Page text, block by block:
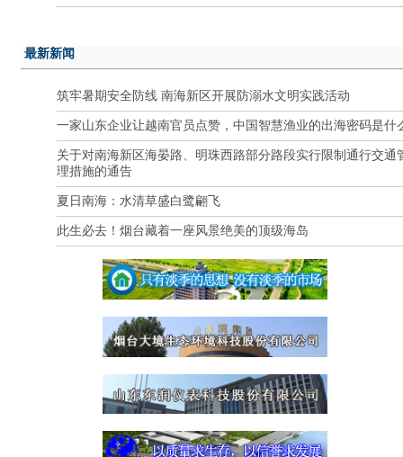
最新新闻
筑牢暑期安全防线 南海新区开展防溺水文明实践活动
一家山东企业让越南官员点赞，中国智慧渔业的出海密码是什
关于对南海新区海晏路、明珠西路部分路段实行限制通行交通
理措施的通告
夏日南海：水清草盛白鹭翩飞
此生必去！烟台藏着一座风景绝美的顶级海岛